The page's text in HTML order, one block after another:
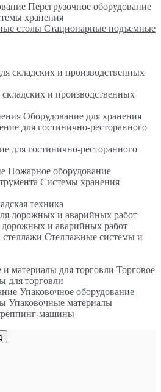
Перегрузочное оборудование
хранения
Стационарные подъемные
и производственных
Оборудование для хранения
для гостинично-ресторанного
Пожарное оборудование
Системы хранения
техника
дорожных и аварийных работ
Стеллажные системы и
Торговое
для торговли
Упаковочное оборудование
Упаковочные материалы
машины